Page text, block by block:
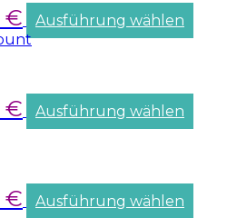
€ Ausführung wählen
€ Ausführung wählen
€
Ausführung wählen